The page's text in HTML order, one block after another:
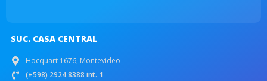
SUC. CASA CENTRAL
Hocquart 1676, Montevideo
(+598) 2924 8388 int. 1